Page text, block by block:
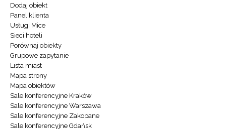
Dodaj obiekt
Panel klienta
Usługi Mice
Sieci hoteli
Porównaj obiekty
Grupowe zapytanie
Lista miast
Mapa strony
Mapa obiektów
Sale konferencyjne Kraków
Sale konferencyjne Warszawa
Sale konferencyjne Zakopane
Sale konferencyjne Gdańsk